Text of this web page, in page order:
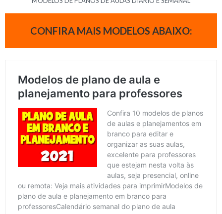
CONFIRA MAIS MODELOS ABAIXO: